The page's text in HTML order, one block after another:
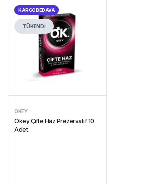
KARGO BEDAVA
TÜKENDİ
OKEY
Okey Çifte Haz Prezervatif 10
Adet